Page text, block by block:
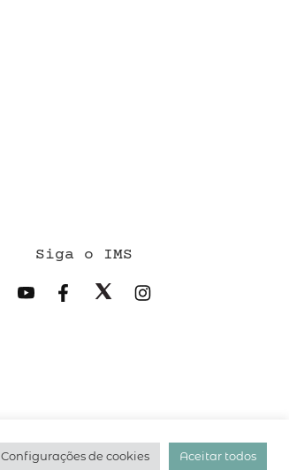
Siga o IMS
desenvolvido pelo hacklab/
Configurações de cookies Aceitar todos